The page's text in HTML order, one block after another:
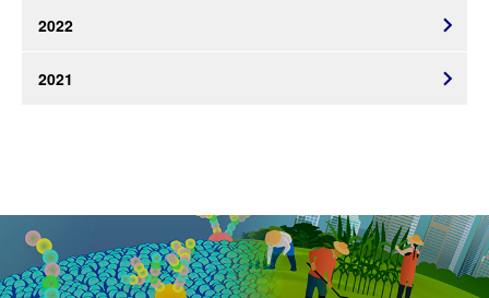
2022
2021